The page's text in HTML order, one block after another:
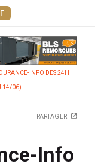
INFO DES 24H
14/06)
PARTAGER
Info